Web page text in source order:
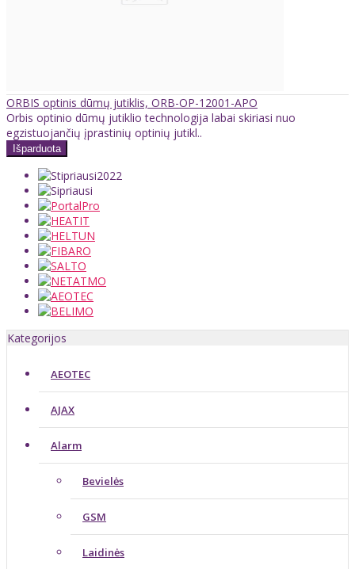
ORBIS optinis dūmų jutiklis, ORB-OP-12001-APO
Orbis optinio dūmų jutiklio technologija labai skiriasi nuo
egzistuojančių įprastinių optinių jutikl..
Kategorijos
AEOTEC
AJAX
Alarm
Bevielės
GSM
Laidinės